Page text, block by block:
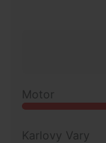
Motor
Karlovy Vary